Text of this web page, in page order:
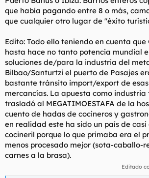
que había pagando entre 8 o más,
que cualquier otro lugar de "éxito
Edito: Todo ello teniendo en cuenta que
hasta hace no tanto potencia mundial
soluciones de/para la industria del
Bilbao/Santurtzi el puerto de Pasajes
bastante tránsito import/export de
mercancías. La apuesta como
trasladó al MEGATIMOESTAFA de la
cuento de hadas de cocineros y
en realidad este ha sido un país de
cocineril porque lo que primaba era el
menos procesado mejor (sota-caballo-
carnes a la brasa).
Editado